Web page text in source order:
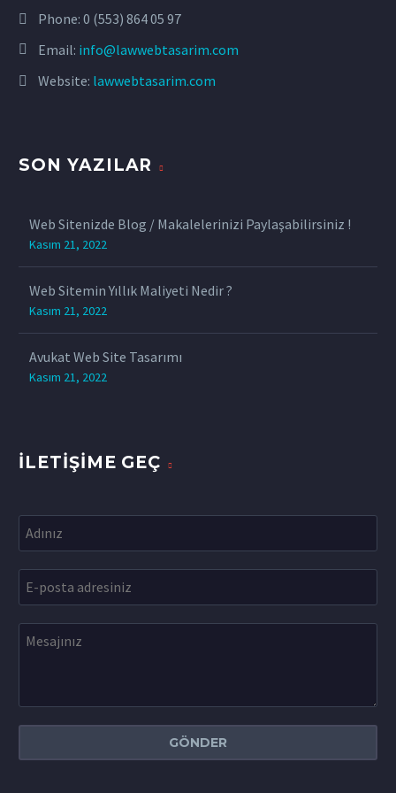
Phone: 0 (553) 864 05 97
Email: info@lawwebtasarim.com
Website: lawwebtasarim.com
SON YAZILAR
Web Sitenizde Blog / Makalelerinizi Paylaşabilirsiniz !
Kasım 21, 2022
Web Sitemin Yıllık Maliyeti Nedir ?
Kasım 21, 2022
Avukat Web Site Tasarımı
Kasım 21, 2022
İLETIŞIME GEÇ